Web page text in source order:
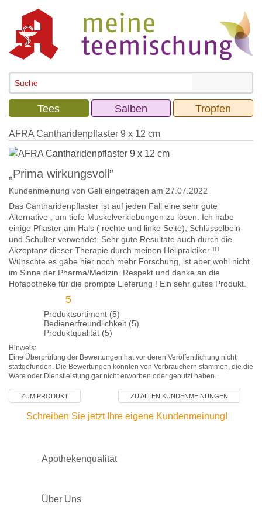
Tees Salben Tropfen
AFRA Cantharidenpflaster 9 x 12 cm
„Prima wirkungsvoll”
Kundenmeinung von Geli eingetragen am 27.07.2022
Das Cantharidenpflaster ist auf jeden Fall eine sehr gute
Alternative , um tiefe Muskelverklebungen zu lösen. Ich habe
einige Pflaster am Hals ( rechte und linke Seite), Schlüsselbein
und Schulter verwendet. Sehr gute Resultate auch durch die
Akzeptanz dieser Therapie durch meinen Heilpraktiker !!!
Wünschte es gäbe hier noch mehr Forschung, ist aber wohl nicht
im Sinne der Pharma/Medizin. Respekt und danke an die
Hofapotheke für die prompte Lieferung ! Ein sehr gutes Produkt.
5
Produktsortiment (5)
Bedienerfreundlichkeit (5)
Produktqualität (5)
Hinweis:
Eine Überprüfung der Bewertungen hat vor deren Veröffentlichung nicht
stattgefunden. Die Bewertungen könnten von Verbrauchern stammen, die die
Ware oder Dienstleistung gar nicht erworben oder genutzt haben.
ZUM PRODUKT ZU ALLEN KUNDENMEINUNGEN
Schreiben Sie jetzt Ihre eigene Kundenmeinung!
Apothekenqualität
Über Uns